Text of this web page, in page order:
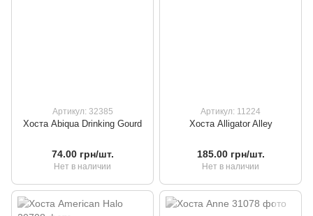
Артикул: 32385
Хоста Abiqua Drinking Gourd
74.00 грн/шт.
Нет в наличии
Артикул: 11224
Хоста Alligator Alley
185.00 грн/шт.
Нет в наличии